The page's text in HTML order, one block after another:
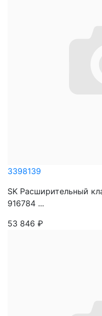
3398139
SK Расширительный
916784 ...
53 846 ₽